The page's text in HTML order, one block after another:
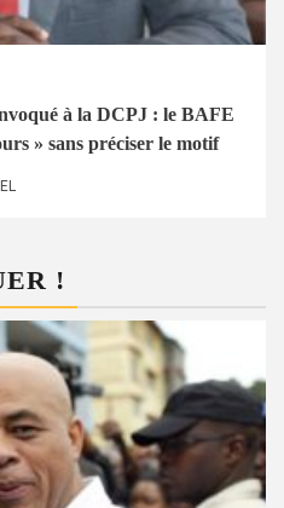
à la DCPJ : le BAFE
» sans préciser le motif
!